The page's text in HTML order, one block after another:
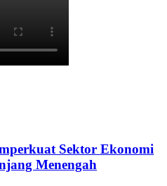
Sektor Ekonomi
Menengah